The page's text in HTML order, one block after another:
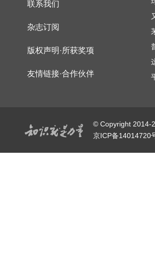
联系我们
杂志订阅
版权声明·所获奖项
友情链接·合作伙伴
© Copyright 2014-
京ICP备14014720